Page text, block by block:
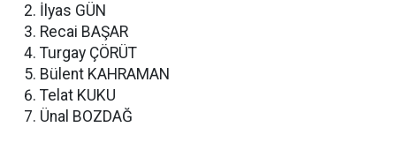
İlyas GÜN
Recai BAŞAR
Turgay ÇÖRÜT
Bülent KAHRAMAN
Telat KUKU
Ünal BOZDAĞ